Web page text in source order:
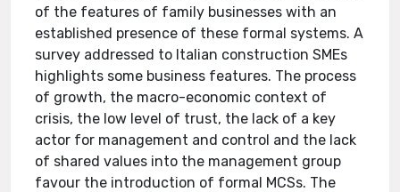
of the features of family businesses with an
established presence of these formal systems. A
survey addressed to Italian construction SMEs
highlights some business features. The process
of growth, the macro-economic context of
crisis, the low level of trust, the lack of a key
actor for management and control and the lack
of shared values into the management group
favour the introduction of formal MCSs. The